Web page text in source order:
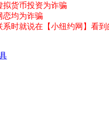
拟货币投资为诈骗
恋均为诈骗
系时就说在【小纽约网】看到